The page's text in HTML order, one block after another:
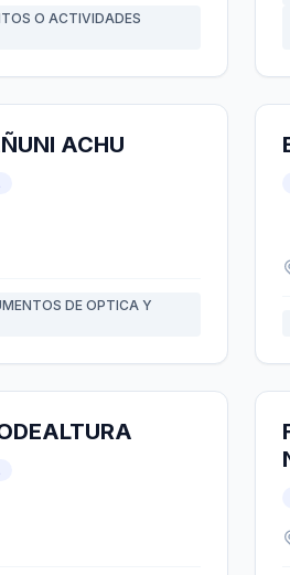
O ACTIVIDADES
ACHU
DE OPTICA Y